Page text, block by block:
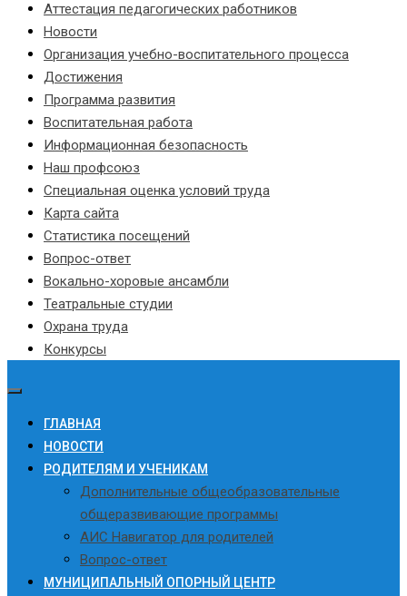
Аттестация педагогических работников
Новости
Организация учебно-воспитательного процесса
Достижения
Программа развития
Воспитательная работа
Информационная безопасность
Наш профсоюз
Специальная оценка условий труда
Карта сайта
Статистика посещений
Вопрос-ответ
Вокально-хоровые ансамбли
Театральные студии
Охрана труда
Конкурсы
ГЛАВНАЯ
НОВОСТИ
РОДИТЕЛЯМ И УЧЕНИКАМ
Дополнительные общеобразовательные
общеразвивающие программы
АИС Навигатор для родителей
Вопрос-ответ
МУНИЦИПАЛЬНЫЙ ОПОРНЫЙ ЦЕНТР